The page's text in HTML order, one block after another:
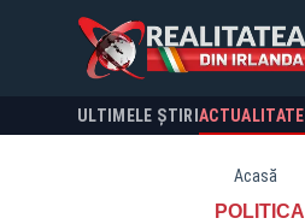
ULTIMELE ȘTIRI ACTUALITATE
Acasă
POLITICA